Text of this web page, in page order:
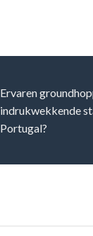
Ervaren
indrukwekkende
Portugal?